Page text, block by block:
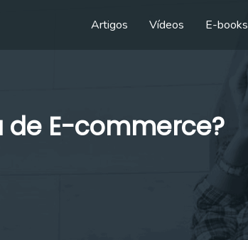
Artigos Vídeos E-books
de E-commerce?